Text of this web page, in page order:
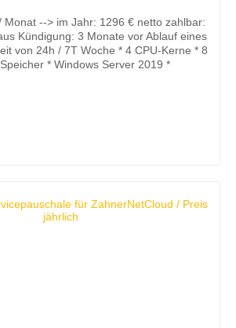
Monat --> im Jahr: 1296 € netto zahlbar:
Kündigung: 3 Monate vor Ablauf eines
von 24h / 7T Woche * 4 CPU-Kerne * 8
* Windows Server 2019 *